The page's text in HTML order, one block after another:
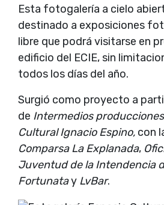
Esta fotogalería a cielo
destinado a exposiciones
libre que podrá visitarse en
edificio del ECIE, sin
todos los días del año.
Surgió como proyecto a
de Intermedios producciones
Cultural Ignacio Espino, con
Comparsa La Explanada,
Juventud de la Intendencia
Fortunatay LvBar.